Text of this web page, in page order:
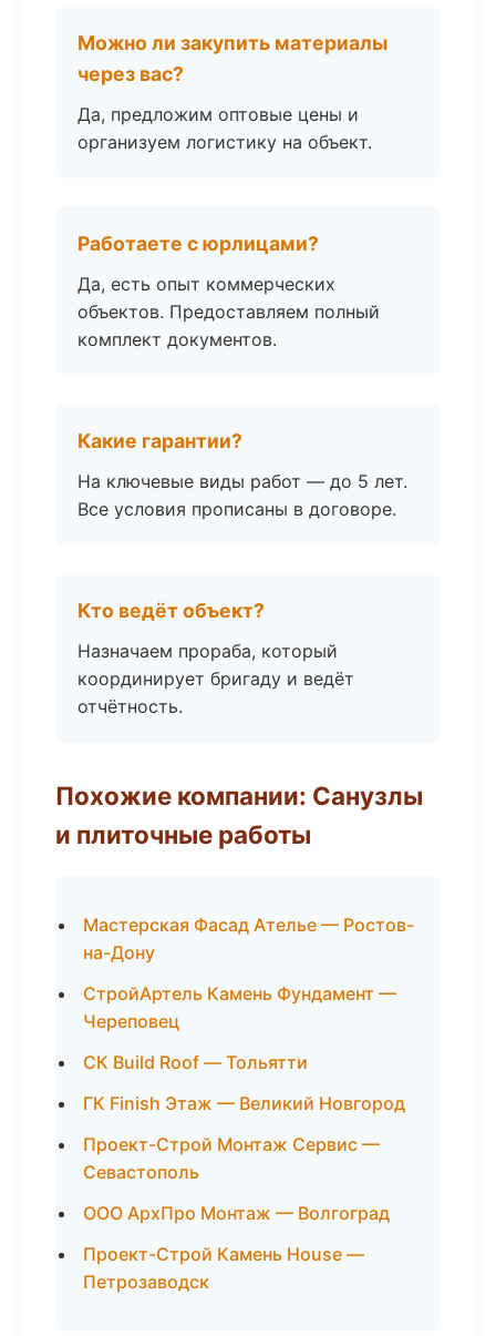
Можно ли закупить материалы
через вас?
Да, предложим оптовые цены и
организуем логистику на объект.
Работаете с юрлицами?
Да, есть опыт коммерческих
объектов. Предоставляем полный
комплект документов.
Какие гарантии?
На ключевые виды работ — до 5 лет.
Все условия прописаны в договоре.
Кто ведёт объект?
Назначаем прораба, который
координирует бригаду и ведёт
отчётность.
Похожие компании: Санузлы
и плиточные работы
Мастерская Фасад Ателье — Ростов-
на-Дону
СтройАртель Камень Фундамент —
Череповец
СК Build Roof — Тольятти
ГК Finish Этаж — Великий Новгород
Проект-Строй Монтаж Сервис —
Севастополь
ООО АрхПро Монтаж — Волгоград
Проект-Строй Камень House —
Петрозаводск